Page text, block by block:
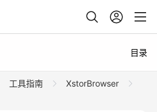
目录
工具指南
XstorBrowser